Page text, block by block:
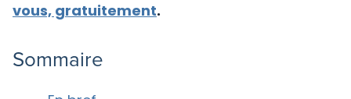
vous, gratuitement.
Sommaire